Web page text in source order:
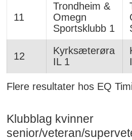
11
Trondheim &
Omegn
Sportsklubb 1
12
Kyrksæterøra
IL 1
Flere resultater hos EQ
Klubblag kvinner
senior/veteran/